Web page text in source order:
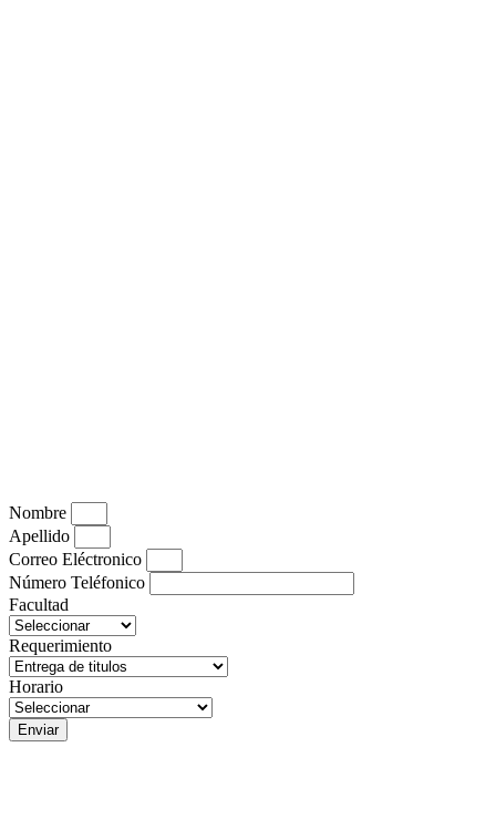
Nombre
Apellido
Correo Eléctronico
Número Teléfonico
Facultad
Requerimiento
Horario
Enviar